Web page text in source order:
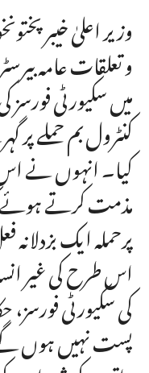
وزیر اعلیٰ خیبر
و تعلقات عامہ
میں سکیورٹی
کنٹرول بم حملے پر
کیا۔ انہوں نے
مذمت کرتے ہوئے
پرحملہ ایک
اس طرح کی غیر
کی سکیورٹی
پست نہیں ہوں